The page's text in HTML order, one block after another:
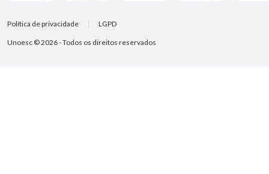
Unoesc © 2026 - Todos os direitos reservados
Política de privacidade LGPD